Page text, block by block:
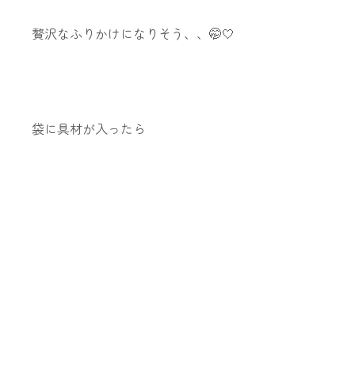
贅沢なふりかけになりそう、、🤭🤍
袋に具材が入ったら